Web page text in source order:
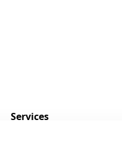
Services